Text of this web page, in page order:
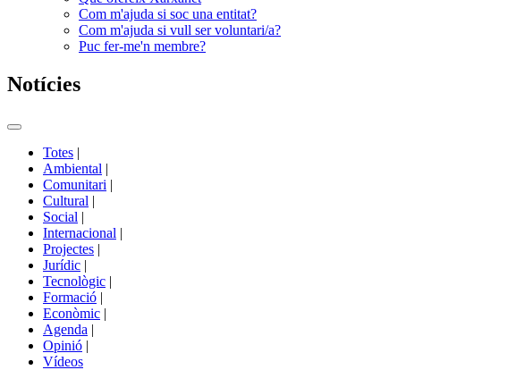
Com m'ajuda si soc una entitat?
Com m'ajuda si vull ser voluntari/a?
Puc fer-me'n membre?
Notícies
Commutador
portals
Totes |
Ambiental |
Comunitari |
Cultural |
Social |
Internacional |
Projectes |
Jurídic |
Tecnològic |
Formació |
Econòmic |
Agenda |
Opinió |
Vídeos